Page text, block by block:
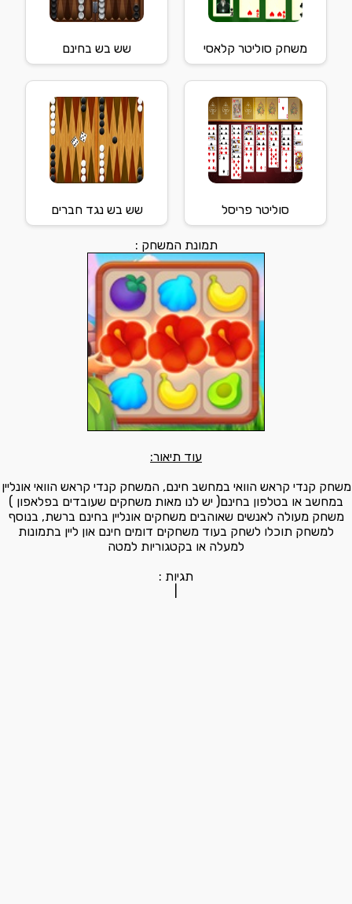
משחק סוליטר קלאסי שש בש בחינם
סוליטר פריסל שש בש נגד חברים
תמונת המשחק :
עוד תיאור:
משחק קנדי קראש הוואי במחשב חינם, המשחק קנדי קראש הוואי אונליין
במחשב או בטלפון בחינם( יש לנו מאות משחקים שעובדים בפלאפון )
משחק מעולה לאנשים שאוהבים משחקים אונליין בחינם ברשת, בנוסף
למשחק תוכלו לשחק בעוד משחקים דומים חינם און ליין בתמונות
למעלה או בקטגוריות למטה
תגיות :